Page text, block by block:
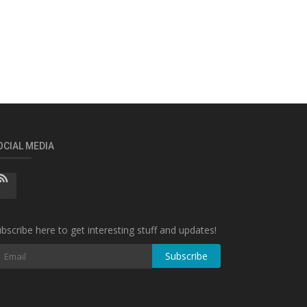
MEDIA
here to get interesting stuff and updates!
Subscribe